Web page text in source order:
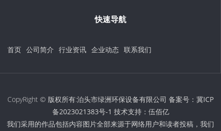
快速导航
首页 公司简介 行业资讯 企业动态 联系我们
CopyRight © 版权所有:泊头市绿洲环保设备有限公司 备案号： 冀ICP
备2023021383号-1 技术支持： 伍佰亿
我们采用的作品包括内容图片全部来源于网络用户和读者投稿，我们